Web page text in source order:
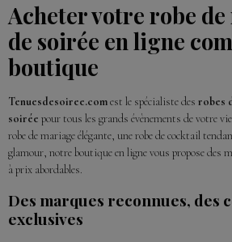
Acheter votre robe
de soirée en ligne
boutique
Tenuesdesoiree.comest le spécialiste des robes
soirée pour tous les grands évènements de votre
robe de mariage élégante, une robe de cocktail
glamour, notre boutique en ligne vous propose des
à prix abordables.
Des marques reconnues, des
exclusives